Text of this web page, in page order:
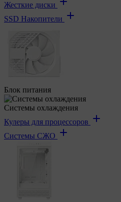
Жесткие диски
SSD Накопители
Блок питания
Системы охлаждения
Кулеры для процессоров
Системы СЖО